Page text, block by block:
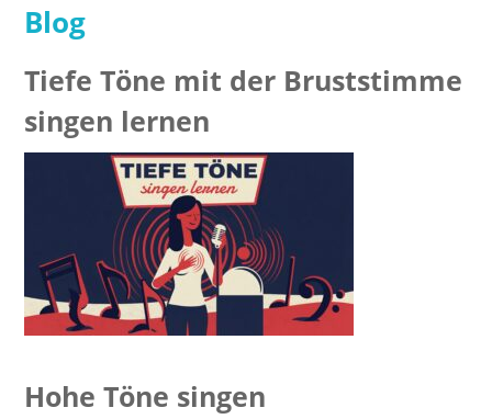
Blog
Tiefe Töne mit der Bruststimme
singen lernen
Hohe Töne singen